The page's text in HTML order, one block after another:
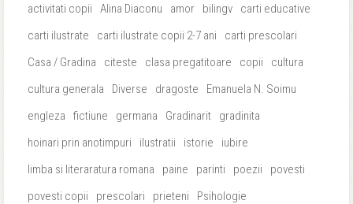
activitati copii Alina Diaconu amor bilingv
carti educative
carti ilustrate
carti ilustrate copii 2-7 ani
carti prescolari
Casa / Gradina
citeste clasa pregatitoare copii
cultura
cultura generala
Diverse dragoste
Emanuela N. Soimu
engleza
fictiune germana Gradinarit
gradinita
hoinari prin anotimpuri
ilustratii istorie
iubire
limba si literaratura romana
paine parinti poezii
povesti
povesti copii
prescolari prieteni
Psihologie